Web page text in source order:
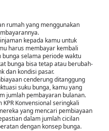
rumah yang menggunakan
kepada kamu untuk
harus membayar kembali
selama periode waktu
bunga bisa tetap atau berubah-
dan kondisi pasar.
cenderung ditanggung
suku bunga, kamu yang
jumlah pembayaran bulanan.
Konvensional seringkali
yang mencari pembiayaan
dalam jumlah cicilan
dengan konsep bunga.